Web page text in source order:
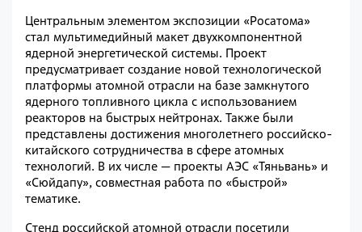
Центральным элементом экспозиции «Росатома»
стал мультимедийный макет двухкомпонентной
ядерной энергетической системы. Проект
предусматривает создание новой технологической
платформы атомной отрасли на базе замкнутого
ядерного топливного цикла с использованием
реакторов на быстрых нейтронах. Также были
представлены достижения многолетнего российско-
китайского сотрудничества в сфере атомных
технологий. В их числе — проекты АЭС «Тяньвань» и
«Сюйдапу», совместная работа по «быстрой»
тематике.
Стенд российской атомной отрасли посетили